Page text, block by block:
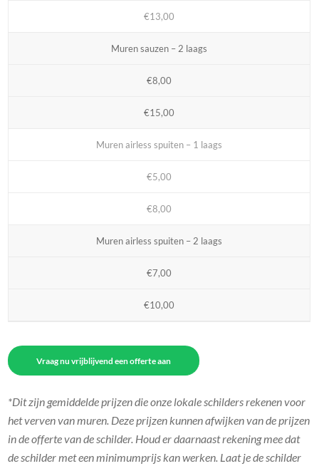
€13,00
Muren sauzen – 2 laags
€8,00
€15,00
Muren airless spuiten – 1 laags
€5,00
€8,00
Muren airless spuiten – 2 laags
€7,00
€10,00
Vraag nu vrijblijvend een offerte aan
*Dit zijn gemiddelde prijzen die onze lokale schilders rekenen voor
het verven van muren. Deze prijzen kunnen afwijken van de prijzen
in de offerte van de schilder. Houd er daarnaast rekening mee dat
de schilder met een minimumprijs kan werken. Laat je de schilder